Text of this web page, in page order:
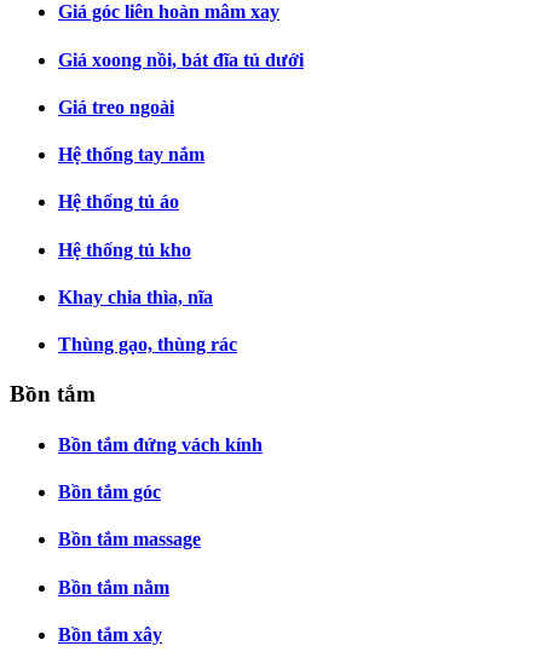
Giá góc liên hoàn mâm xay
Giá xoong nồi, bát đĩa tủ dưới
Giá treo ngoài
Hệ thống tay nắm
Hệ thống tủ áo
Hệ thống tủ kho
Khay chia thìa, nĩa
Thùng gạo, thùng rác
Bồn tắm
Bồn tắm đứng vách kính
Bồn tắm góc
Bồn tắm massage
Bồn tắm nằm
Bồn tắm xây